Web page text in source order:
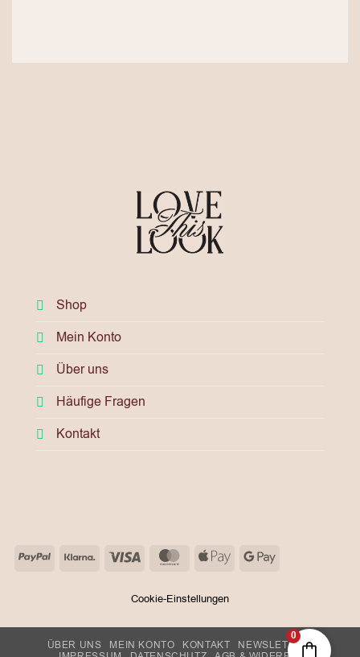
Shop
Mein Konto
Über uns
Häufige Fragen
Kontakt
PayPalKlarna Visa MasterCard
Apple
Google
Cookie-Einstellungen
ÜBER UNS MEIN KONTO KONTAKT
NEWSLETTER
0